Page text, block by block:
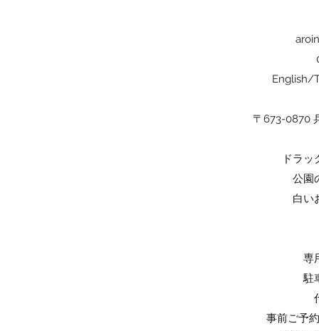
English/
〒673-0870
ドラ
公園
白い
専
駐
事前ご予